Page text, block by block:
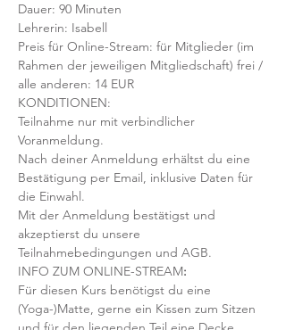
Dauer: 90 Minuten
Lehrerin: Isabell
Preis für Online-Stream: für Mitglieder (im
Rahmen der jeweiligen Mitgliedschaft) frei /
alle anderen: 14 EUR
KONDITIONEN:
Teilnahme nur mit verbindlicher
Voranmeldung.
Nach deiner Anmeldung erhältst du eine
Bestätigung per Email, inklusive Daten für
die Einwahl.
Mit der Anmeldung bestätigst und
akzeptierst du unsere
Teilnahmebedingungen und AGB.
INFO ZUM ONLINE-STREAM:
Für diesen Kurs benötigst du eine
(Yoga-)Matte, gerne ein Kissen zum Sitzen